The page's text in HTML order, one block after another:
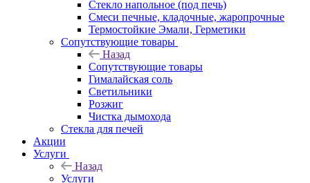
Стекло напольное (под печь)
Смеси печные, кладочные, жаропрочные
Термостойкие Эмали, Герметики
Сопутствующие товары
Назад
Сопутствующие товары
Гималайская соль
Светильники
Розжиг
Чистка дымохода
Стекла для печей
Акции
Услуги
Назад
Услуги